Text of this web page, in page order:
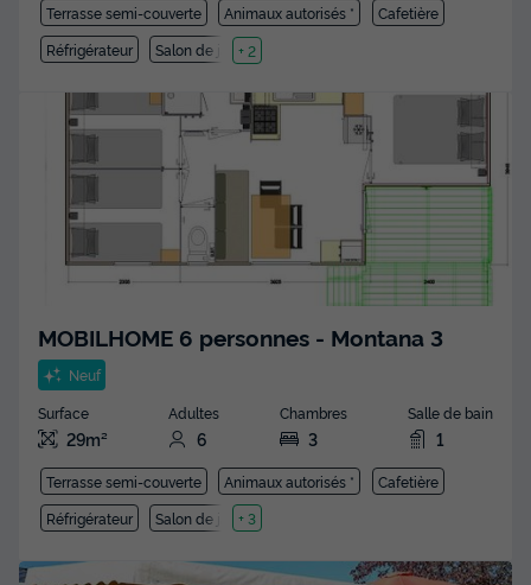
Terrasse semi-couverte Animaux autorisés *
Cafetière
Réfrigérateur
Salon de jardin
+ 2
MOBILHOME 6 personnes - Montana 3
Neuf
Surface
29m²
Adultes
6
Chambres
3
Salle de bain
1
Terrasse semi-couverte Animaux autorisés *
Cafetière
Réfrigérateur
Salon de jardin
+ 3